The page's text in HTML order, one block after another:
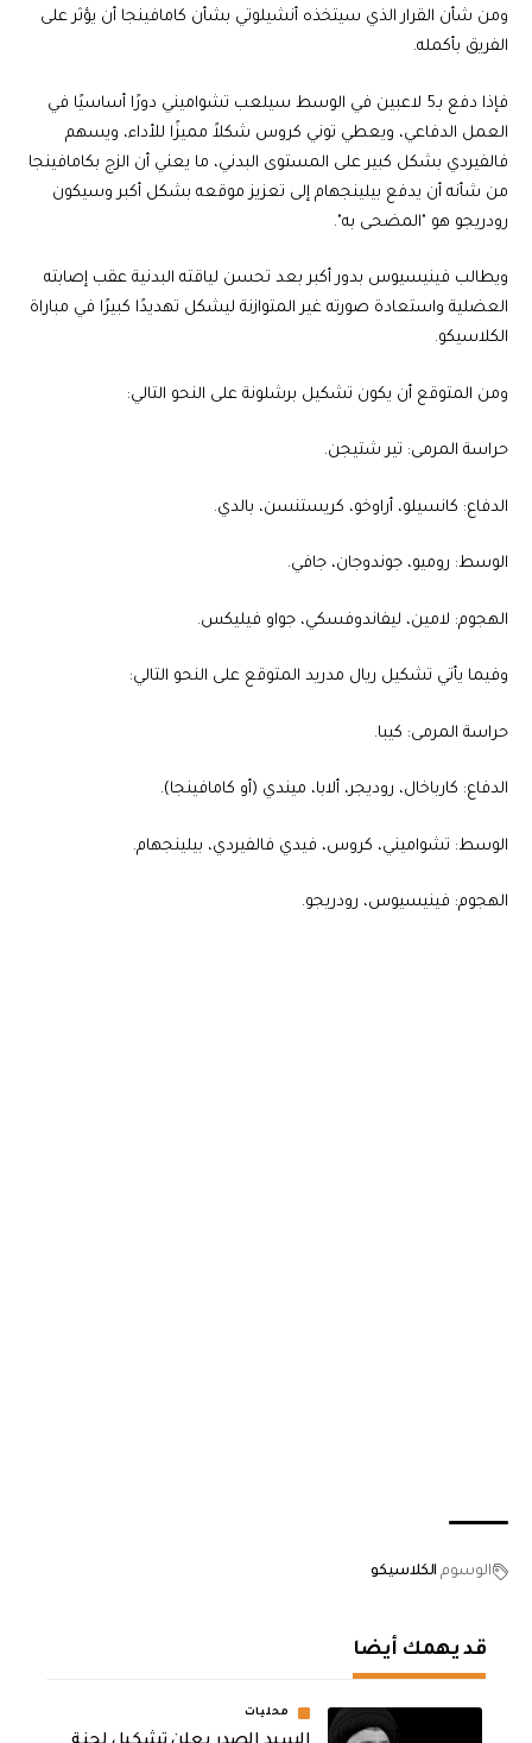
ومن شأن القرار الذي سيتخذه أنشيلوتي بشأن كامافينجا أن يؤثر على
الفريق بأكمله.
فإذا دفع بـ5 لاعبين في الوسط سيلعب تشواميني دورًا أساسيًا في
العمل الدفاعي، ويعطي توني كروس شكلاً مميزًا للأداء، ويسهم
فالفيردي بشكل كبير على المستوى البدني، ما يعني أن الزج بكامافينجا
من شأنه أن يدفع بيلينجهام إلى تعزيز موقعه بشكل أكبر وسيكون
رودريجو هو "المضحى به".
ويطالب فينيسيوس بدور أكبر بعد تحسن لياقته البدنية عقب إصابته
العضلية واستعادة صورته غير المتوازنة ليشكل تهديدًا كبيرًا في مباراة
الكلاسيكو.
ومن المتوقع أن يكون تشكيل برشلونة على النحو التالي:
حراسة المرمى: تير شتيجن.
الدفاع: كانسيلو، أراوخو، كريستنسن، بالدي.
الوسط: روميو، جوندوجان، جافي.
الهجوم: لامين، ليفاندوفسكي، جواو فيليكس.
وفيما يأتي تشكيل ريال مدريد المتوقع على النحو التالي:
حراسة المرمى: كيبا.
الدفاع: كارباخال، روديجر، ألابا، ميندي (أو كامافينجا).
الوسط: تشواميني، كروس، فيدي فالفيردي، بيلينجهام.
الهجوم: فينيسيوس، رودريجو.
الوسوم الكلاسيكو
قد يهمك أيضا
محليات